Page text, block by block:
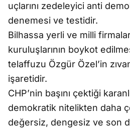
uçlarını zedeleyici anti
denemesi ve testidir.
Bilhassa yerli ve milli
kuruluşlarının boykot
telaffuzu Özgür Özel’in
işaretidir.
CHP’nin başını çektiği
demokratik nitelikten daha
değersiz, dengesiz ve son